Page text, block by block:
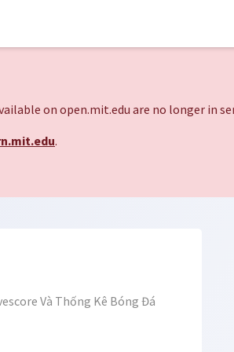
on open.mit.edu are no longer in
.
Và Thống Kê Bóng Đá